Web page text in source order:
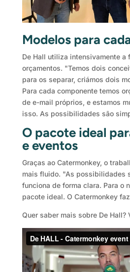
Modelos para
De Hall utiliza intensivamente a
orçamentos. "Temos dois
para os separar, criámos dois
Para cada componente temos
de e-mail próprios, e estamos
isso. As possibilidades são
O pacote ideal
e eventos
Graças ao Catermonkey, o
mais fluido. "As possibilidades
funciona de forma clara. Para o
pacote ideal. O Catermonkey
Quer saber mais sobre De Hall?